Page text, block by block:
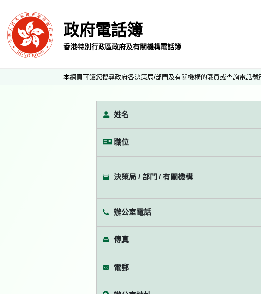
政府電話簿
香港特別行政區政府及有關機構電話簿
本網頁可讓您搜尋政府各決策局/部門及有關機構的職員或查詢電話號
姓名
職位
決策局 / 部門 / 有關機構
辦公室電話
傳真
電郵